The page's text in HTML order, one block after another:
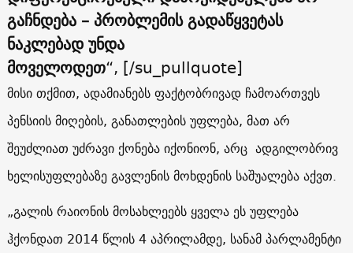
გაჩნდება – პრობლემის გადაწყვეტას
ნაკლებად უნდა
მოველოდეთ“, [/su_pullquote]
მისი თქმით, ადამიანებს ფაქტობრივად ჩამოართვეს
პენსიის მიღების, განათლების უფლება, მათ არ
შეუძლიათ უძრავი ქონება იქონიონ, არც ადგილობრივ
ხელისუფლებაზე გავლენის მოხდენის საშუალება აქვთ.
„გალის რაიონის მოსახლეებს ყველა ეს უფლება
ჰქონდათ 2014 წლის 4 აპრილამდე, სანამ პარლამენტი